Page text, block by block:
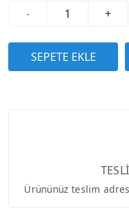
-
+
Ürününüz teslim